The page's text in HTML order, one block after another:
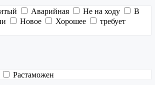
Аварийная Не на ходу
В
Новое Хорошее
требует
Растаможен